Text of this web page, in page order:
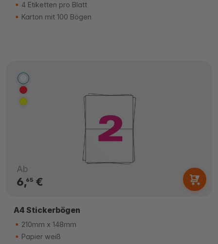
4 Etiketten pro Blatt
Karton mit 100 Bögen
Ab
6,65€
A4 Stickerbögen
210mm x 148mm
Papier weiß